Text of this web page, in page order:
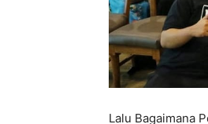
Lalu Bagaimana